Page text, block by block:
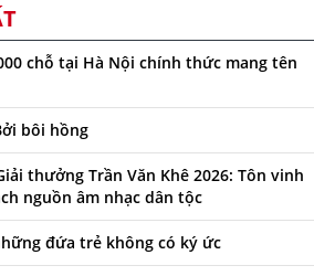
chỗ tại Hà Nội chính thức mang tên
bôi hồng
thưởng Trần Văn Khê 2026: Tôn vinh
nguồn âm nhạc dân tộc
đứa trẻ không có ký ức